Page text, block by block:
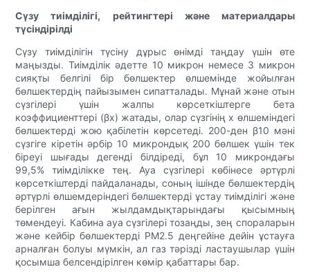
Сүзу тиімділігі, рейтингтері және материалдары
түсіндірілді
Сүзу тиімділігін түсіну дұрыс өнімді таңдау үшін өте
маңызды. Тиімділік әдетте 10 микрон немесе 3 микрон
сияқты белгілі бір бөлшектер өлшемінде жойылған
бөлшектердің пайызымен сипатталады. Мұнай және отын
сүзгілері үшін жалпы көрсеткіштерге бета
коэффициенттері (βx) жатады, олар сүзгінің x өлшеміндегі
бөлшектерді жою қабілетін көрсетеді. 200-ден β10 мәні
сүзгіге кіретін әрбір 10 микрондық 200 бөлшек үшін тек
біреуі шығады дегенді білдіреді, бұл 10 микрондағы
99,5% тиімділікке тең. Ауа сүзгілері көбінесе әртүрлі
көрсеткіштерді пайдаланады, соның ішінде бөлшектердің
әртүрлі өлшемдеріндегі бөлшектерді ұстау тиімділігі және
берілген ағын жылдамдықтарындағы қысымның
төмендеуі. Кабина ауа сүзгілері тозаңды, зең спораларын
және кейбір бөлшектерді PM2.5 деңгейіне дейін ұстауға
арналған болуы мүмкін, ал газ тәрізді ластаушылар үшін
қосымша белсендірілген көмір қабаттары бар.